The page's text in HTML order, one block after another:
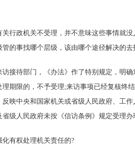
政机关不受理，并不意味这些事情就没
的事找哪个层级，该由哪个途径解决的
待部门，《办法》作了特别规定，明确
期限的，不予受理;来访事项已经复核终
映中央和国家机关或省级人民政府、工
级人民政府未按《信访条例》规定受理
有权处理机关责任的?